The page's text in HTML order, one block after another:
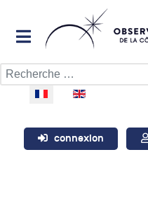
Rechercher
Sélectionnez votre langue
connexion